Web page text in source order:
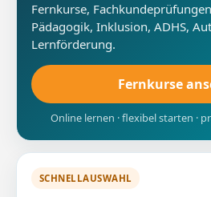
Fernkurse,
Pädagogik, Inklusion, ADHS,
Lernförderung.
Fernkurse
Online lernen · flexibel starten ·
SCHNELLAUSWAHL